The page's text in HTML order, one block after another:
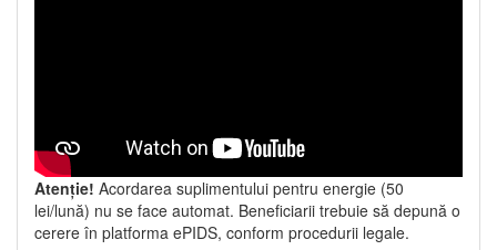
Atenție! Acordarea suplimentului pentru energie (50
lei/lună) nu se face automat. Beneficiarii trebuie să depună o
cerere în platforma ePIDS, conform procedurii legale.